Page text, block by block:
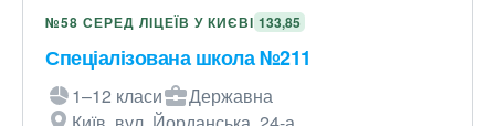
№58 СЕРЕД ЛІЦЕЇВ У КИЄВІ 133,85
Спеціалізована школа №211
1–12 класи
Державна